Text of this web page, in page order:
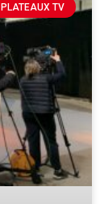
PLATEAUX TV